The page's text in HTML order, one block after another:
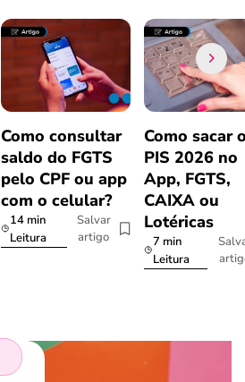
Como consultar
saldo do FGTS
pelo CPF ou app
com o celular?
14 min
Leitura
Salvar
artigo
Como sacar
PIS 2026 no
App, FGTS,
CAIXA ou
Lotéricas
7 min
Leitura